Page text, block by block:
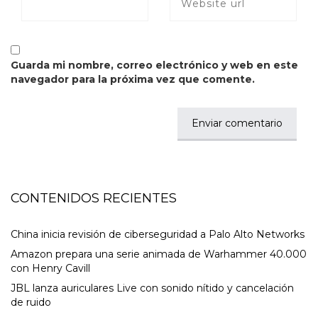
Guarda mi nombre, correo electrónico y web en este
navegador para la próxima vez que comente.
CONTENIDOS RECIENTES
China inicia revisión de ciberseguridad a Palo Alto Networks
Amazon prepara una serie animada de Warhammer 40.000
con Henry Cavill
JBL lanza auriculares Live con sonido nítido y cancelación
de ruido